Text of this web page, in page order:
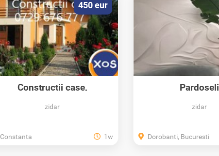
Construcții case,
zidar
450 eur
Constanta 1w
Pardoseli
zidar
Dorobanti, Bucuresti